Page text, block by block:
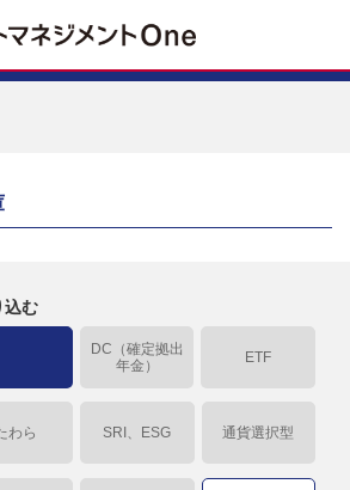
込む
DC（確定拠出
年金）
ETF
わら SRI、ESG 通貨選択型